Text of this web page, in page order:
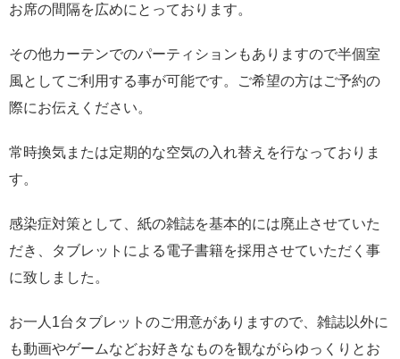
お席の間隔を広めにとっております。
その他カーテンでのパーティションもありますので半個室
風としてご利用する事が可能です。ご希望の方はご予約の
際にお伝えください。
常時換気または定期的な空気の入れ替えを行なっておりま
す。
感染症対策として、紙の雑誌を基本的には廃止させていた
だき、タブレットによる電子書籍を採用させていただく事
に致しました。
お一人1台タブレットのご用意がありますので、雑誌以外に
も動画やゲームなどお好きなものを観ながらゆっくりとお